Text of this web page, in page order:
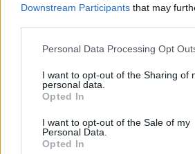
Downstream Participants that may
Personal Data Processing Opt
I want to opt-out of the Sharing of
personal data.
Opted In
I want to opt-out of the Sale of my
Personal Data.
Opted In
Η θεαματική μεταμόρφωση της
Αθηνάς New York - Μετά το
Μιχάλης Λεβεντογιάννης - Μιχαήλ
Ταμπακάκης: Σμίγουν ξανά
Μάλια: «Παλεύαμε επί 15 λεπτά να
επαναφέρουμε», λέει ο
που πνίγηκε